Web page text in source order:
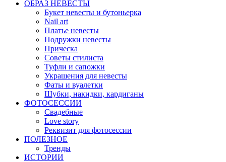
ОБРАЗ НЕВЕСТЫ
Букет невесты и бутоньерка
Nail art
Платье невесты
Подружки невесты
Прическа
Советы стилиста
Туфли и сапожки
Украшения для невесты
Фаты и вуалетки
Шубки, накидки, кардиганы
ФОТОСЕССИИ
Свадебные
Love story
Реквизит для фотосессии
ПОЛЕЗНОЕ
Тренды
ИСТОРИИ